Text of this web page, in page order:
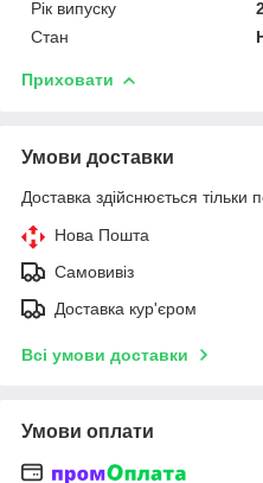
Рік випуску
Стан
Приховати
Умови доставки
Доставка здійснюється тільки
Нова Пошта
Самовивіз
Доставка кур'єром
Всі умови доставки
Умови оплати